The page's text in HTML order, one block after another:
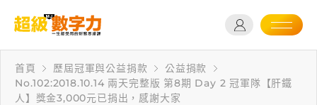
首頁 歷屆冠軍與公益捐款
公益捐款
No.102:2018.10.14 兩天完整版 第8期 Day 2 冠軍隊【肝鐵
人】獎金3,000元已捐出，感謝大家